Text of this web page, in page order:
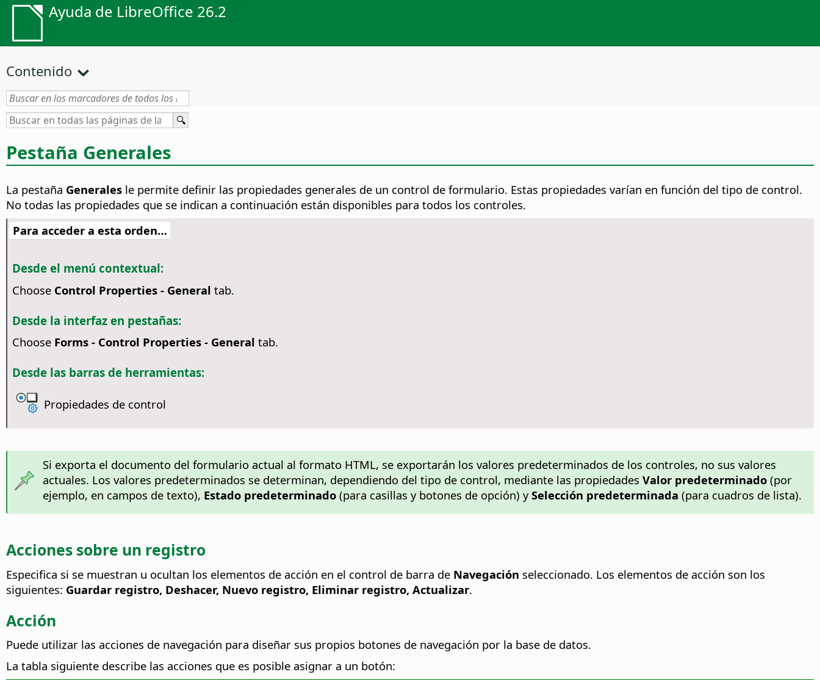
Ayuda de LibreOffice 26.2
Contenido
Pestaña Generales
La pestaña Generales le permite definir las propiedades generales de un control de formulario. Estas propiedades varían en función del tipo de control.
No todas las propiedades que se indican a continuación están disponibles para todos los controles.
Para acceder a esta orden…
Desde el menú contextual:
Choose Control Properties - General tab.
Desde la interfaz en pestañas:
Choose Forms - Control Properties - General tab.
Desde las barras de herramientas:
Propiedades de control
Si exporta el documento del formulario actual al formato HTML, se exportarán los valores predeterminados de los controles, no sus valores
actuales. Los valores predeterminados se determinan, dependiendo del tipo de control, mediante las propiedades Valor predeterminado(por
ejemplo, en campos de texto), Estado predeterminado(para casillas y botones de opción) ySelección predeterminada (para cuadros de lista).
Acciones sobre un registro
Especifica si se muestran u ocultan los elementos de acción en el control de barra de Navegación seleccionado. Los elementos de acción son los
siguientes: Guardar registro, Deshacer, Nuevo registro, Eliminar registro, Actualizar.
Acción
Puede utilizar las acciones de navegación para diseñar sus propios botones de navegación por la base de datos.
La tabla siguiente describe las acciones que es posible asignar a un botón: